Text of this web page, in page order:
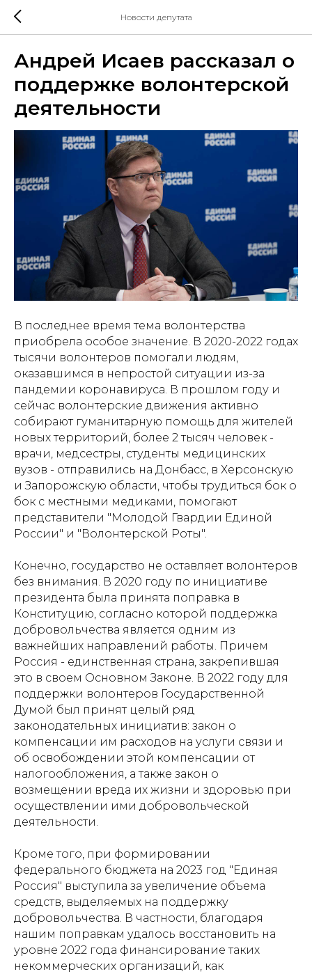
Новости депутата
Андрей Исаев рассказал о
поддержке волонтерской
деятельности
В последнее время тема волонтерства
приобрела особое значение. В 2020-2022 годах
тысячи волонтеров помогали людям,
оказавшимся в непростой ситуации из-за
пандемии коронавируса. В прошлом году и
сейчас волонтерские движения активно
собирают гуманитарную помощь для жителей
новых территорий, более 2 тысяч человек -
врачи, медсестры, студенты медицинских
вузов - отправились на Донбасс, в Херсонскую
и Запорожскую области, чтобы трудиться бок о
бок с местными медиками, помогают
представители "Молодой Гвардии Единой
России" и "Волонтерской Роты".
Конечно, государство не оставляет волонтеров
без внимания. В 2020 году по инициативе
президента была принята поправка в
Конституцию, согласно которой поддержка
добровольчества является одним из
важнейших направлений работы. Причем
Россия - единственная страна, закрепившая
это в своем Основном Законе. В 2022 году для
поддержки волонтеров Государственной
Думой был принят целый ряд
законодательных инициатив: закон о
компенсации им расходов на услуги связи и
об освобождении этой компенсации от
налогообложения, а также закон о
возмещении вреда их жизни и здоровью при
осуществлении ими добровольческой
деятельности.
Кроме того, при формировании
федерального бюджета на 2023 год "Единая
Россия" выступила за увеличение объема
средств, выделяемых на поддержку
добровольчества. В частности, благодаря
нашим поправкам удалось восстановить на
уровне 2022 года финансирование таких
некоммерческих организаций, как